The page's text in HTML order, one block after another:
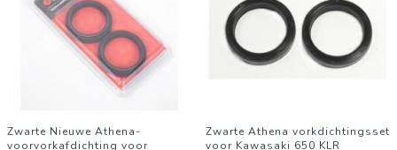
Zwarte Nieuwe Athena-
voorvorkafdichting voor
Zwarte Athena vorkdichtingsset
voor Kawasaki 650 KLR